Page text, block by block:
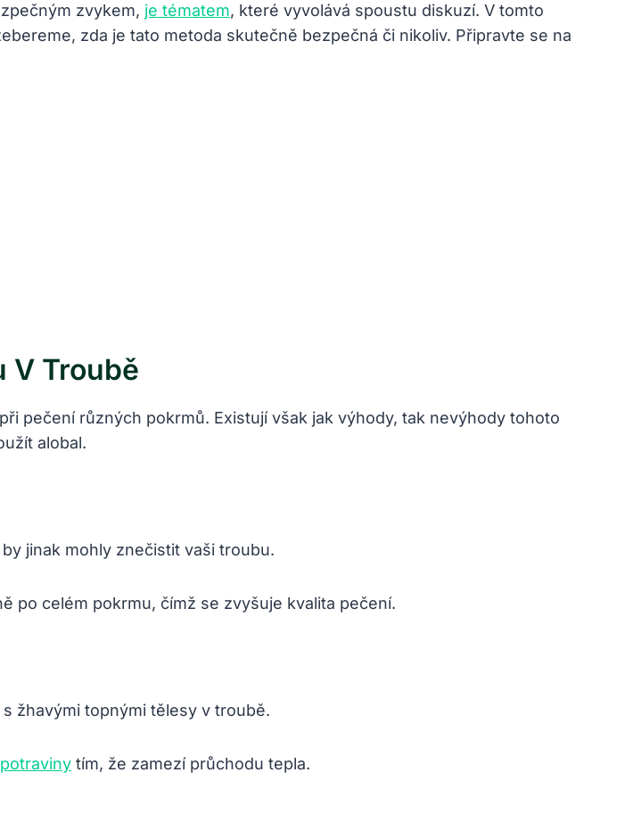
zvykem, je tématem, které vyvolává spoustu diskuzí. V tomto
zda je tato metoda skutečně bezpečná či nikoliv. Připravte se na
V Troubě
pečení různých pokrmů. Existují však jak výhody, tak nevýhody tohoto
alobal.
jinak mohly znečistit vaši troubu.
po celém pokrmu, čímž se zvyšuje kvalita pečení.
žhavými topnými tělesy v troubě.
potraviny tím, že zamezí průchodu tepla.